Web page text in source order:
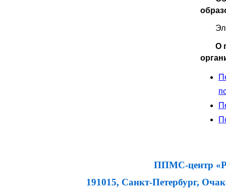
О
ППМС-центр
191015, Санкт-Петербург,